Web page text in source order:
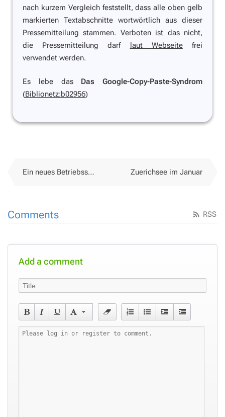
nach kurzem Vergleich feststellt, dass alle oben gelb
markierten Textabschnitte wortwörtlich aus dieser
Pressemitteilung stammen. Verboten ist das nicht,
die Pressemitteilung darf laut Webseitefrei
verwendet werden.
Es lebe das Das Google-Copy-Paste-Syndrom
(Biblionetz:b02956)
Ein neues Betriebssystem wird gefeiert Zuerichsee im Januar
RSS
Comments
Add a comment